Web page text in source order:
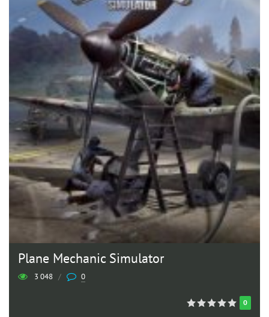
Plane Mechanic Simulator
3 048 / 0
0